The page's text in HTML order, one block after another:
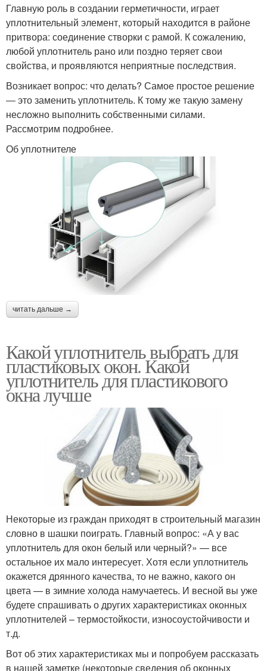
Главную роль в создании герметичности, играет
уплотнительный элемент, который находится в районе
притвора: соединение створки с рамой. К сожалению,
любой уплотнитель рано или поздно теряет свои
свойства, и проявляются неприятные последствия.
Возникает вопрос: что делать? Самое простое решение
― это заменить уплотнитель. К тому же такую замену
несложно выполнить собственными силами.
Рассмотрим подробнее.
Об уплотнителе
читать дальше →
Какой уплотнитель выбрать для
пластиковых окон. Какой
уплотнитель для пластикового
окна лучше
Некоторые из граждан приходят в строительный магазин
словно в шашки поиграть. Главный вопрос: «А у вас
уплотнитель для окон белый или черный?» — все
остальное их мало интересует. Хотя если уплотнитель
окажется дрянного качества, то не важно, какого он
цвета — в зимние холода намучаетесь. И весной вы уже
будете спрашивать о других характеристиках оконных
уплотнителей – термостойкости, износоустойчивости и
т.д.
Вот об этих характеристиках мы и попробуем рассказать
в нашей заметке (некоторые сведения об оконных